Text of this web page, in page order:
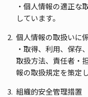
・個人情報の適正な
しています。
個人情報の取扱いに
・取得、利用、保存
取扱方法、責任者・
報の取扱規定を策定
組織的安全管理措置